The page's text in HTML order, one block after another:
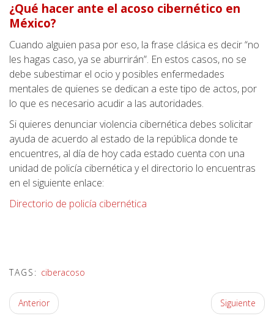
¿Qué hacer ante el acoso cibernético en
México?
Cuando alguien pasa por eso, la frase clásica es decir “no
les hagas caso, ya se aburrirán”. En estos casos, no se
debe subestimar el ocio y posibles enfermedades
mentales de quienes se dedican a este tipo de actos, por
lo que es necesario acudir a las autoridades.
Si quieres denunciar violencia cibernética debes solicitar
ayuda de acuerdo al estado de la república donde te
encuentres, al día de hoy cada estado cuenta con una
unidad de policía cibernética y el directorio lo encuentras
en el siguiente enlace:
Directorio de policía cibernética
TAGS: ciberacoso
Anterior Siguiente